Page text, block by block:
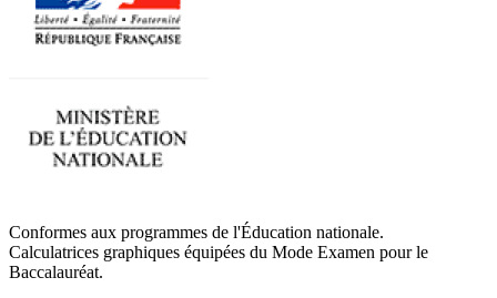
Conformes aux programmes de l'Éducation nationale.
Calculatrices graphiques équipées du Mode Examen pour le
Baccalauréat.